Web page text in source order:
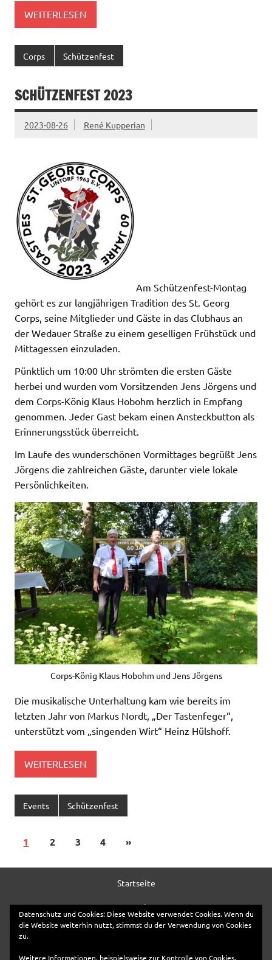
WEITERLESEN
Corps Schützenfest
SCHÜTZENFEST 2023
2023-08-26 René Kupperian
Am Schützenfest-Montag
gehört es zur langjährigen Tradition des St. Georg
Corps, seine Mitglieder und Gäste in das Clubhaus an
der Wedauer Straße zu einem geselligen Frühstück und
Mittagessen einzuladen.
Pünktlich um 10:00 Uhr strömten die ersten Gäste
herbei und wurden vom Vorsitzenden Jens Jörgens und
dem Corps-König Klaus Hobohm herzlich in Empfang
genommen. Jeder Gast bekam einen Ansteckbutton als
Erinnerungsstück überreicht.
Im Laufe des wunderschönen Vormittages begrüßt Jens
Jörgens die zahlreichen Gäste, darunter viele lokale
Persönlichkeiten.
Corps-König Klaus Hobohm und Jens Jörgens
Die musikalische Unterhaltung kam wie bereits im
letzten Jahr von Markus Nordt, „Der Tastenfeger“,
unterstützt vom „singenden Wirt“ Heinz Hülshoff.
WEITERLESEN
Events Schützenfest
1 2 3 4 »
Startseite
Kontakt
Anfahrt
Impressum
Datenschutz und Cookies: Diese Website verwendet Cookies. Wenn du
die Website weiterhin nutzt, stimmst du der Verwendung von Cookies
zu.
Weitere Informationen, beispielsweise zur Kontrolle von Cookies,